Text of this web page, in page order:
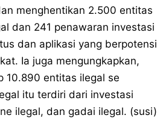
menghentikan 2.500 entitas
dan 241 penawaran investasi
dan aplikasi yang berpotensi
Ia juga mengungkapkan,
10.890 entitas ilegal se
itu terdiri dari investasi
ilegal, dan gadai ilegal. (susi)